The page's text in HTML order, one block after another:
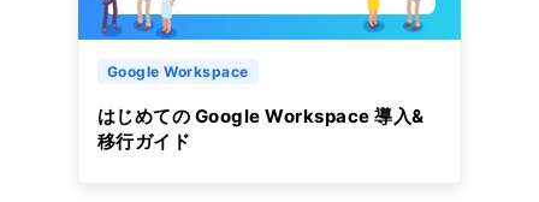
Google Workspace
はじめての Google Workspace 導入&
移行ガイド